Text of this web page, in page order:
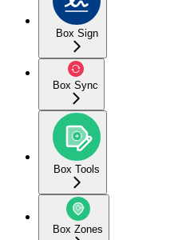
Box Sign
Box Sync
Box Tools
Box Zones